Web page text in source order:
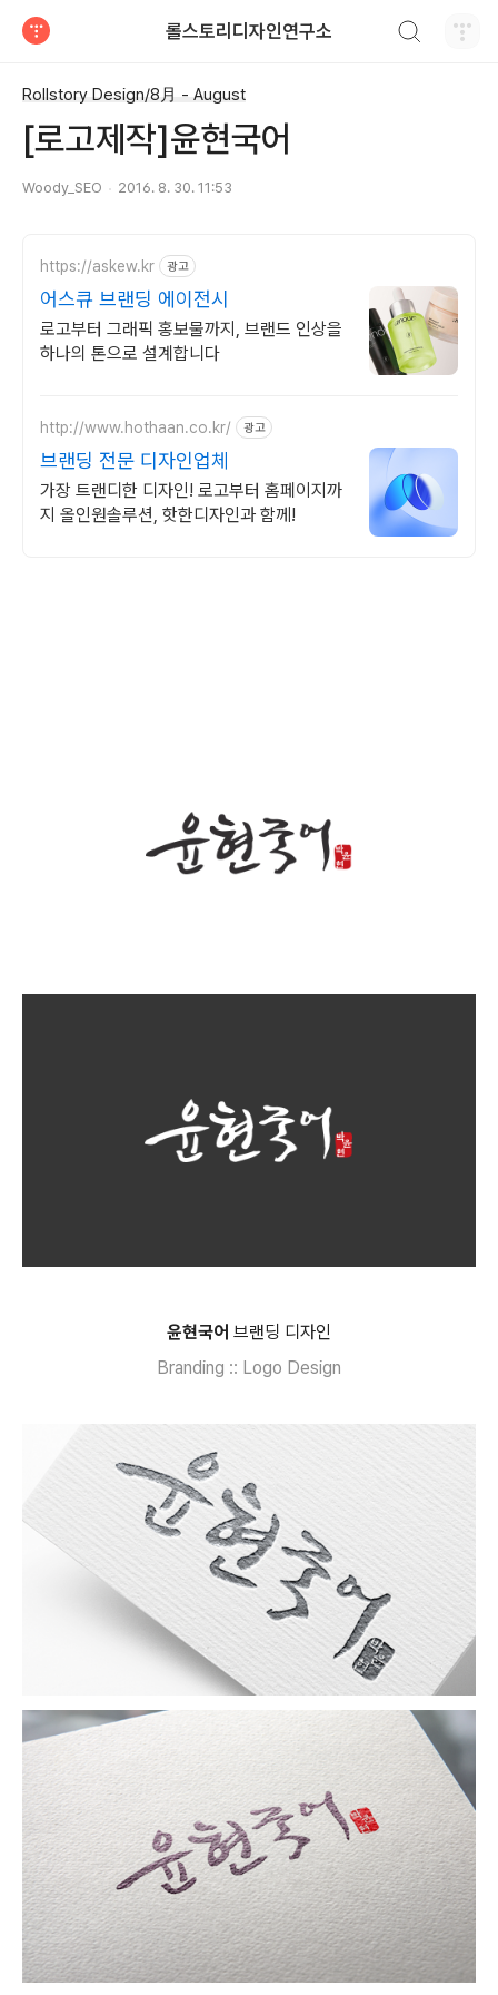
롤스토리디자인연구소
Rollstory Design/8月 - August
[로고제작]윤현국어
Woody_SEO 2016. 8. 30. 11:53
https://askew.kr 광고
어스큐 브랜딩 에이전시
로고부터 그래픽 홍보물까지, 브랜드 인상을
하나의 톤으로 설계합니다
http://www.hothaan.co.kr/ 광고
브랜딩 전문 디자인업체
가장 트랜디한 디자인! 로고부터 홈페이지까
지 올인원솔루션, 핫한디자인과 함께!
윤현국어 브랜딩 디자인
Branding :: Logo Design